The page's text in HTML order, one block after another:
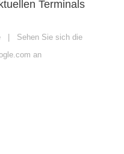
Terminals
| Sehen Sie sich die
an